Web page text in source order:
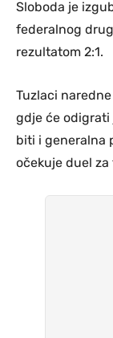
Sloboda je
federalnog
rezultatom 2:1.
Tuzlaci
gdje će
biti i generalna
očekuje duel